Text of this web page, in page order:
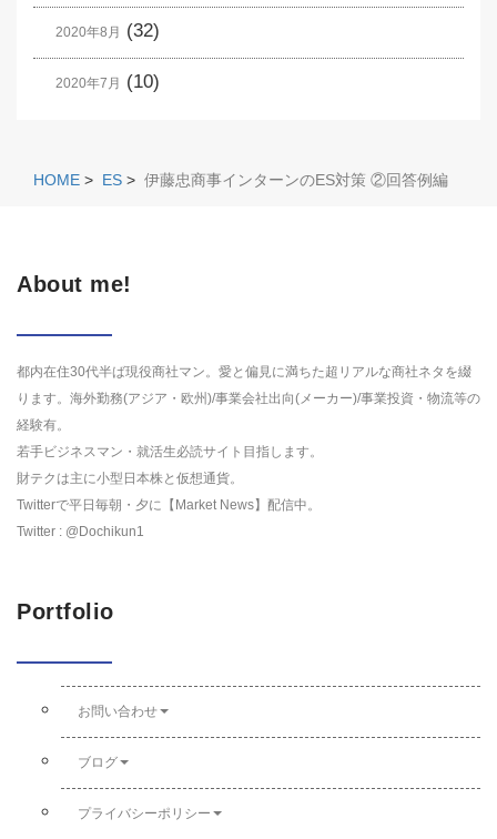
2020年8月 (32)
2020年7月 (10)
HOME > ES > 伊藤忠商事インターンのES対策 ②回答例編
About me!
都内在住30代半ば現役商社マン。愛と偏見に満ちた超リアルな商社ネタを綴
ります。海外勤務(アジア・欧州)/事業会社出向(メーカー)/事業投資・物流等の
経験有。
若手ビジネスマン・就活生必読サイト目指します。
財テクは主に小型日本株と仮想通貨。
Twitterで平日毎朝・夕に【Market News】配信中。
Twitter : @Dochikun1
Portfolio
お問い合わせ
ブログ
プライバシーポリシー